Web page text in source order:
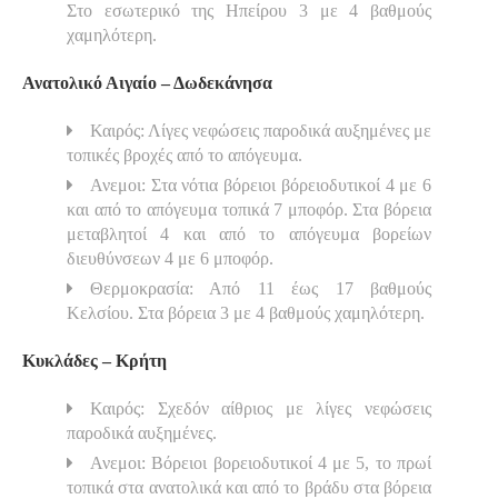
Στο εσωτερικό της Ηπείρου 3 με 4 βαθμούς
χαμηλότερη.
Ανατολικό Αιγαίο – Δωδεκάνησα
Καιρός: Λίγες νεφώσεις παροδικά αυξημένες με
τοπικές βροχές από το απόγευμα.
Ανεμοι: Στα νότια βόρειοι βόρειοδυτικοί 4 με 6
και από το απόγευμα τοπικά 7 μποφόρ. Στα βόρεια
μεταβλητοί 4 και από το απόγευμα βορείων
διευθύνσεων 4 με 6 μποφόρ.
Θερμοκρασία: Από 11 έως 17 βαθμούς
Κελσίου. Στα βόρεια 3 με 4 βαθμούς χαμηλότερη.
Κυκλάδες – Κρήτη
Καιρός: Σχεδόν αίθριος με λίγες νεφώσεις
παροδικά αυξημένες.
Ανεμοι: Βόρειοι βορειοδυτικοί 4 με 5, το πρωί
τοπικά στα ανατολικά και από το βράδυ στα βόρεια